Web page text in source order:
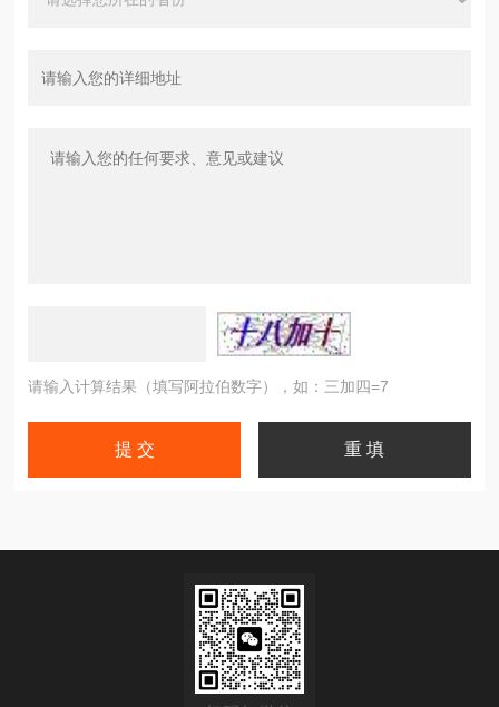
请输入计算结果（填写阿拉伯数字），如：三加四=7